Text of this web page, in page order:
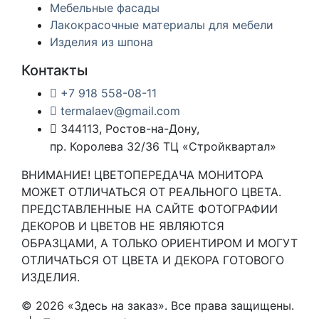
Мебельные фасады
Лакокрасочные материалы для мебели
Изделия из шпона
Контакты
+7 918 558-08-11
termalaev@gmail.com
344113, Ростов-на-Дону,
пр. Королева 32/36 ТЦ «Стройквартал»
ВНИМАНИЕ! ЦВЕТОПЕРЕДАЧА МОНИТОРА
МОЖЕТ ОТЛИЧАТЬСЯ ОТ РЕАЛЬНОГО ЦВЕТА.
ПРЕДСТАВЛЕННЫЕ НА САЙТЕ ФОТОГРАФИИ
ДЕКОРОВ И ЦВЕТОВ НЕ ЯВЛЯЮТСЯ
ОБРАЗЦАМИ, А ТОЛЬКО ОРИЕНТИРОМ И МОГУТ
ОТЛИЧАТЬСЯ ОТ ЦВЕТА И ДЕКОРА ГОТОВОГО
ИЗДЕЛИЯ.
© 2026 «Здесь на заказ». Все права защищены.